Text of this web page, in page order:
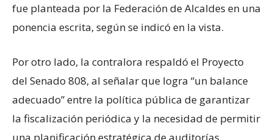
fue planteada por la Federación de Alcaldes en una
ponencia escrita, según se indicó en la vista.
Por otro lado, la contralora respaldó el Proyecto
del Senado 808, al señalar que logra “un balance
adecuado” entre la política pública de garantizar
la fiscalización periódica y la necesidad de permitir